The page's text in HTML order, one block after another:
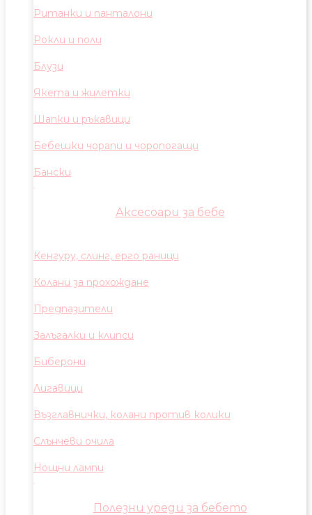
Ританки и панталони
Рокли и поли
Блузи
Якета и жилетки
Шапки и ръкавици
Бебешки чорапи и чоропогащи
Бански
Аксесоари за бебе
Кенгуру, слинг, ерго раници
Колани за прохождане
Предпазители
Залъгалки и клипси
Биберони
Лигавици
Възглавнички, колани против колики
Слънчеви очила
Нощни лампи
Полезни уреди за бебето